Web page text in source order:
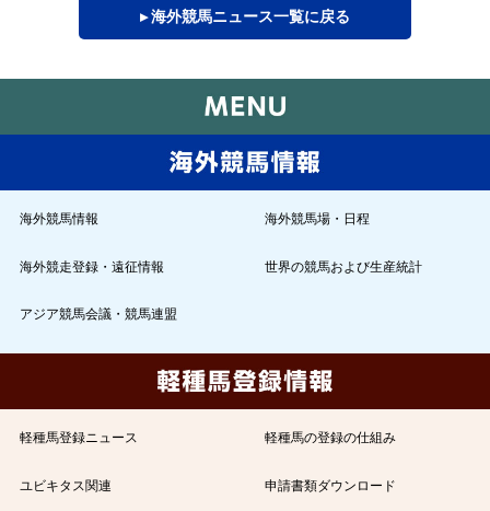
▸ 海外競馬ニュース一覧に戻る
海外競馬情報 海外競馬場・日程
海外競走登録・遠征情報 世界の競馬および生産統計
アジア競馬会議・競馬連盟
軽種馬登録ニュース 軽種馬の登録の仕組み
ユビキタス関連 申請書類ダウンロード